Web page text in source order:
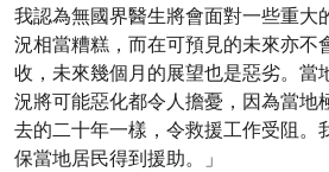
我認為無國界醫生將會面對一些重大
況相當糟糕，而在可預見的未來亦不
收，未來幾個月的展望也是惡劣。當
況將可能惡化都令人擔憂，因為當地
去的二十年一樣，令救援工作受阻。
保當地居民得到援助。」